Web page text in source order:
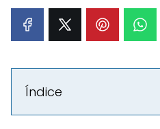
Índice